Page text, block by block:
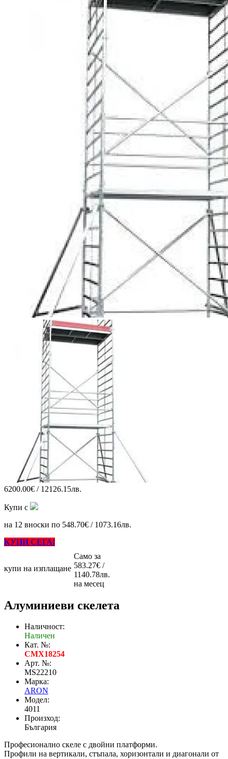
6200.00€ / 12126.15лв.
Купи с
на 12 вноски по 548.70€ / 1073.16лв.
КУПИ СЕГА!
купи на изплащане
Само за
583.27€ /
1140.78лв.
на месец
Алуминиеви скелета
Наличност:
Наличен
Кат. №:
CMX18254
Арт. №:
MS22210
Марка:
ARON
Модел:
4011
Произход:
България
Професионално скеле с двойни платформи.
Профили на вертикали, стъпала, хоризонтали и диагонали от